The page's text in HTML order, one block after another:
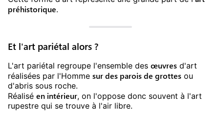
préhistorique.
Et l'art pariétal alors ?
L'art pariétal regroupe l'ensemble des œuvres d'art
réalisées par l'Homme sur des parois de grottes ou
d'abris sous roche.
Réalisé en intérieur, on l'oppose donc souvent à l'art
rupestre qui se trouve à l'air libre.